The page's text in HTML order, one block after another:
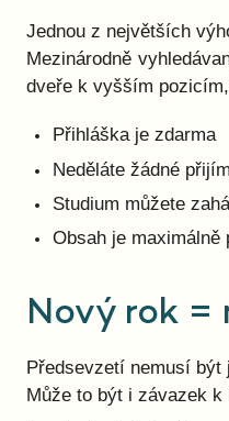
Jednou z největších
Mezinárodně
dveře k vyšším
Přihláška je zdarma
Neděláte žádné
Studium můžete
Obsah je
Nový rok =
Předsevzetí nemusí být
Může to být i závazek k